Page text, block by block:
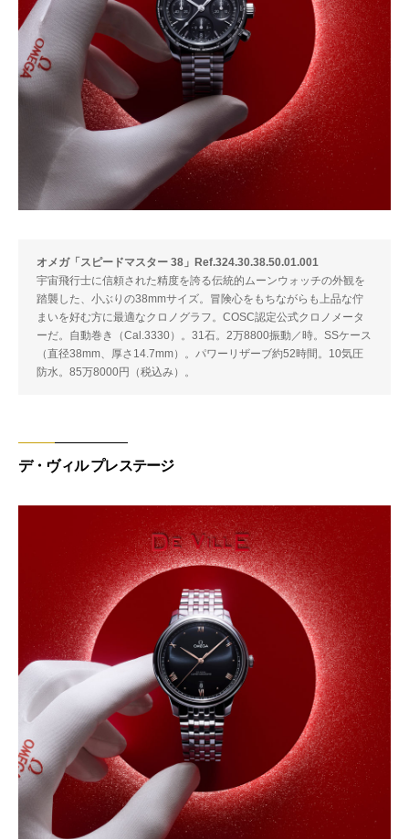
オメガ「スピードマスター 38」Ref.324.30.38.50.01.001
宇宙飛行士に信頼された精度を誇る伝統的ムーンウォッチの外観を
踏襲した、小ぶりの38mmサイズ。冒険心をもちながらも上品な佇
まいを好む方に最適なクロノグラフ。COSC認定公式クロノメータ
ーだ。自動巻き（Cal.3330）。31石。2万8800振動／時。SSケース
（直径38mm、厚さ14.7mm）。パワーリザーブ約52時間。10気圧
防水。85万8000円（税込み）。
デ・ヴィル プレステージ